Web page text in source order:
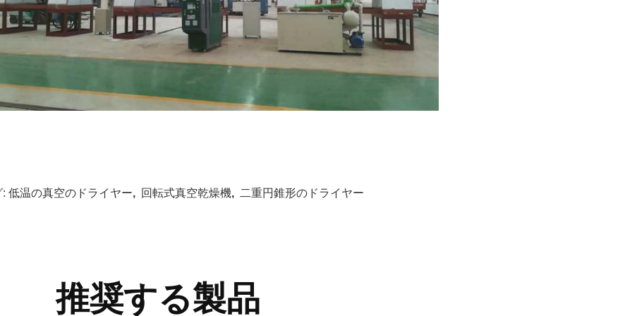
: 低温の真空のドライヤー, 回転式真空乾燥機, 二重円錐形のドライヤー
推奨する製品